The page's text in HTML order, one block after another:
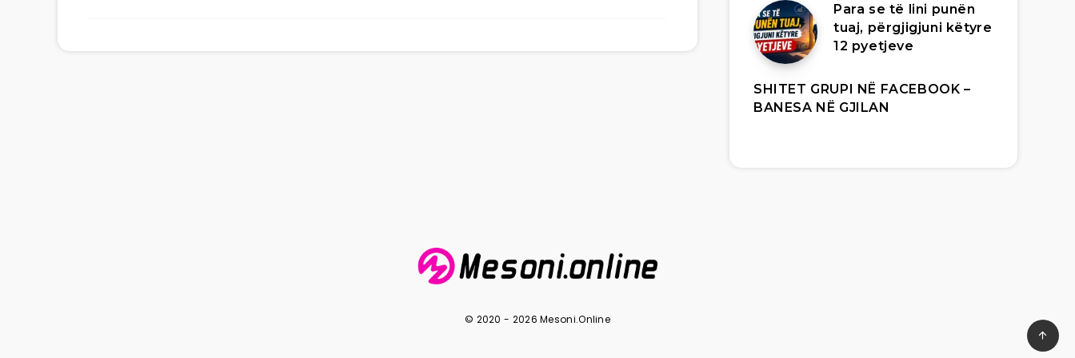
Para se të lini punën
tuaj, përgjigjuni këtyre
12 pyetjeve
SHITET GRUPI NË FACEBOOK –
BANESA NË GJILAN
© 2020 - 2026 Mesoni.Online